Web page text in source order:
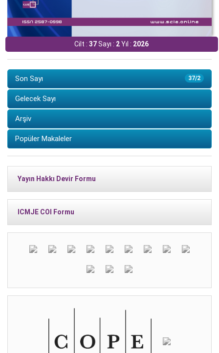
Cilt :37Sayı : 2Yıl : 2026
37/2
Son Sayı
Gelecek Sayı
Arşiv
Popüler Makaleler
Yayın Hakkı Devir Formu
ICMJE COI Formu